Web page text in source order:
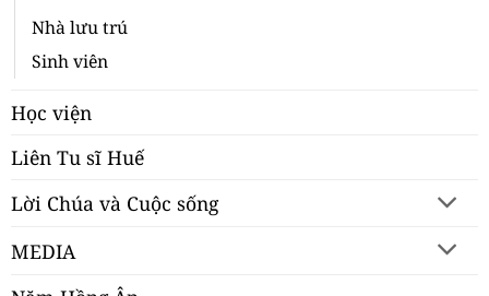
Nhà lưu trú
Sinh viên
Học viện
Liên Tu sĩ Huế
Lời Chúa và Cuộc sống
MEDIA